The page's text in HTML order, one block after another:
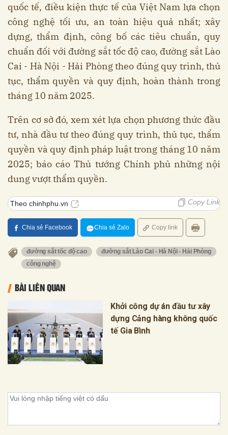
quốc tế, điều kiện thực tế của Việt Nam lựa chọn
công nghệ tối ưu, an toàn hiệu quả nhất; xây
dựng, thẩm định, công bố các tiêu chuẩn, quy
chuẩn đối với đường sắt tốc độ cao, đường sắt Lào
Cai - Hà Nội - Hải Phòng theo đúng quy trình, thủ
tục, thẩm quyền và quy định, hoàn thành trong
tháng 10 năm 2025.
Trên cơ sở đó, xem xét lựa chọn phương thức đầu
tư, nhà đầu tư theo đúng quy trình, thủ tục, thẩm
quyền và quy định pháp luật trong tháng 10 năm
2025; báo cáo Thủ tướng Chính phủ những nội
dung vượt thẩm quyền.
Theo chinhphu.vn Copy Link
Chia sẻ Facebook Chia sẻ Zalo Copy link
đường sắt tốc độ cao
đường sắt Lào Cai - Hà Nội - Hải Phòng
công nghệ
BÀI LIÊN QUAN
Khởi công dự án đầu tư xây
dựng Cảng hàng không quốc
tế Gia Bình